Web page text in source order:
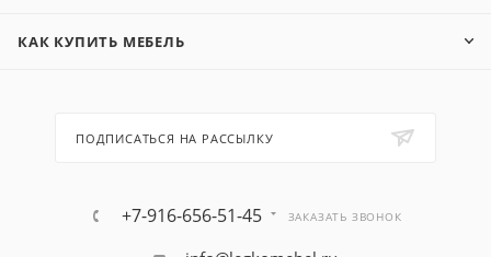
КАК КУПИТЬ МЕБЕЛЬ
ПОДПИСАТЬСЯ НА РАССЫЛКУ
+7-916-656-51-45 ЗАКАЗАТЬ ЗВОНОК